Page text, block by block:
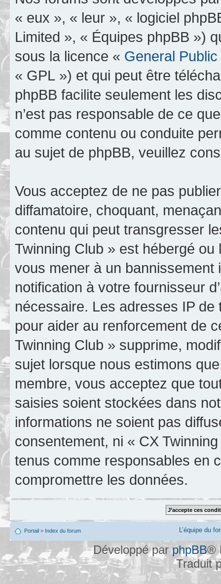
« eux », « leur », « logiciel
Limited », « Équipes phpBB »)
sous la licence « General
« GPL ») et qui peut être
phpBB facilite seulement les
n’est pas responsable de ce
comme contenu ou conduite
au sujet de phpBB, veuillez
Vous acceptez de ne pas
diffamatoire, choquant,
contenu qui peut transgresser
Twinning Club » est hébergé
vous mener à un
notification à votre fournisseur
nécessaire. Les adresses IP
pour aider au renforcement de
Twinning Club » supprime,
sujet lorsque nous estimons
membre, vous acceptez que
saisies soient stockées dans
informations ne soient pas
consentement, ni « CX
tenus comme responsables en
compromettre les données.
Portail » Index du forum L’équipe du
Développé parphpBB®
Traduit